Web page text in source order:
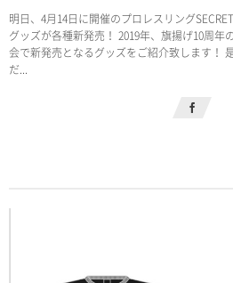
明日、4月14日に開催のプロレスリング
グッズが各種新発売！ 2019年、旗揚げ10周年
会で新発売となるグッズをご紹介致します！
だ...